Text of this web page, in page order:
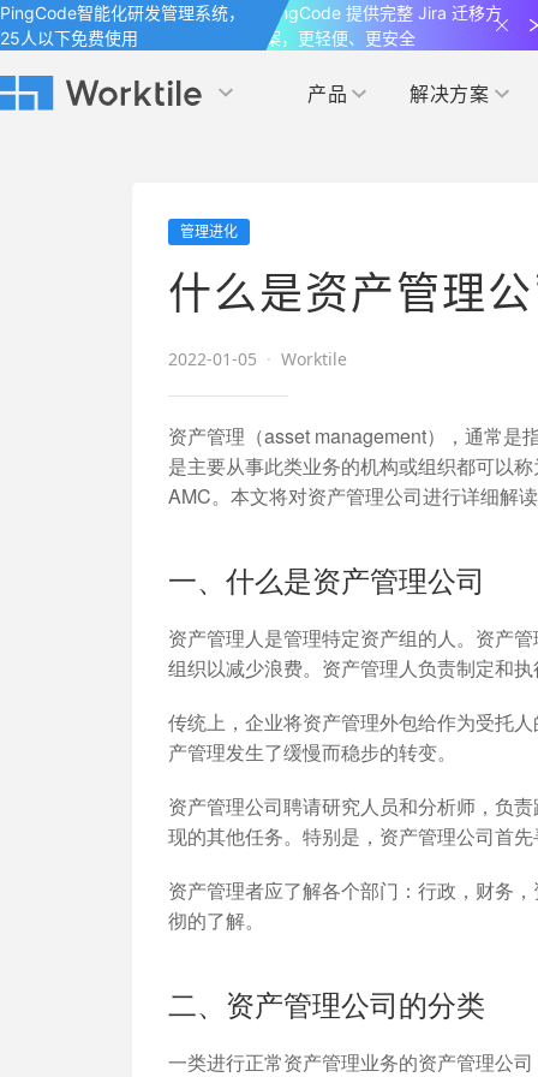
PingCode智能化研发管理系统，
25人以下免费使用
PingCode 提供完整 Jira 迁移方
案，更轻便、更安全
产品
以项目化的方式管理企业任务 国内率先覆盖 OKR
专注于工作场景的即时通讯工具
Worktile 旗下智能化研发管理工具 解决方案
IT研发与运维
Worktile 旗下智能化研发管理工具
全面了解 Worktile 的使用方法和技巧
地 OKR、敏捷研发等先进理念
发现最新的产品
解洞察
生态联盟计划
体系
Worktile 旗下智能化研发管理工具
管理进化
什么是资产管理
2022-01-05 · Worktile
资产管理（asset management），通常是
是主要从事此类业务的机构或组织都可以
AMC。本文将对资产管理公司进行详细解
一、什么是资产管理公司
资产管理人是管理特定资产组的人。资产
组织以减少浪费。资产管理人负责制定和
传统上，企业将资产管理外包给作为受托
产管理发生了缓慢而稳步的转变。
资产管理公司聘请研究人员和分析师，负
现的其他任务。特别是，资产管理公司首
资产管理者应了解各个部门：行政，财务
彻的了解。
二、资产管理公司的分类
一类进行正常资产管理业务的资产管理公